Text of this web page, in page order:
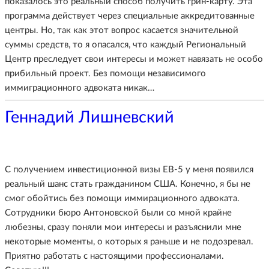
программа действует через специальные аккредитованные
центры. Но, так как этот вопрос касается значительной
суммы средств, то я опасался, что каждый Региональный
Центр преследует свои интересы и может навязать не особо
прибильный проект. Без помощи независимого
иммиграционного адвоката никак…
Геннадий Лишневский
С получением инвестиционной визы EB-5 у меня появился
реальный шанс стать гражданином США. Конечно, я бы не
смог обойтись без помощи иммирационного адвоката.
Сотрудники бюро Антоновской были со мной крайне
любезны, сразу поняли мои интересы и разъяснили мне
некоторые моменты, о которых я раньше и не подозревал.
Приятно работать с настоящими профессионалами.